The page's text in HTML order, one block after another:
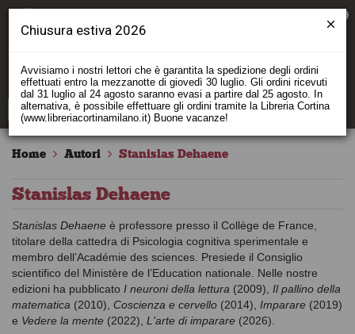
Home Autori Stanislas Dehaene
Stanislas Dehaene
Stanislas Dehaene è professore presso il Collège de France,
titolare della cattedra di Psicologia cognitiva sperimentale e
membro dell’Académie des sciences. Presiede il Consiglio
scientifico del Ministère de l’Education nationale. Nelle nostre
edizioni ha pubblicato I neuroni della lettura (2009), Il pallino della
matematica (2010), Coscienza e cervello (2014), Imparare (2019)
e Vedere la mente (2022), L'arte di imparare (2026).
Chiusura estiva 2026
Avvisiamo i nostri lettori che è garantita la spedizione degli ordini
effettuati entro la mezzanotte di giovedì 30 luglio. Gli ordini ricevuti
dal 31 luglio al 24 agosto saranno evasi a partire dal 25 agosto. In
alternativa, è possibile effettuare gli ordini tramite la Libreria Cortina
(www.libreriacortinamilano.it) Buone vacanze!